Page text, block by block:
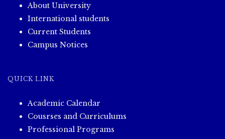
About University
International students
Current Students
Campus Notices
QUICK LINK
Academic Calendar
Cousrses and Curriculums
Professional Programs